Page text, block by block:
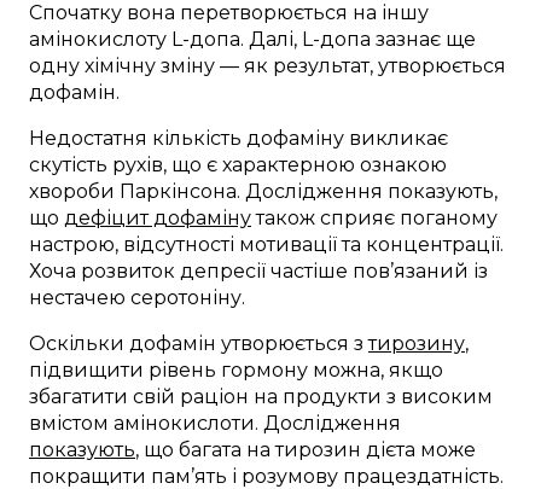
Спочатку вона перетворюється на іншу
амінокислоту L-допа. Далі, L-допа зазнає ще
одну хімічну зміну — як результат, утворюється
дофамін.
Недостатня кількість дофаміну викликає
скутість рухів, що є характерною ознакою
хвороби Паркінсона. Дослідження показують,
що дефіцит дофамінутакож сприяє поганому
настрою, відсутності мотивації та концентрації.
Хоча розвиток депресії частіше пов’язаний із
нестачею серотоніну.
Оскільки дофамін утворюється зтирозину,
підвищити рівень гормону можна, якщо
збагатити свій раціон на продукти з високим
вмістом амінокислоти. Дослідження
показують, що багата на тирозин дієта може
покращити пам’ять і розумову працездатність.